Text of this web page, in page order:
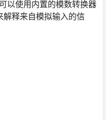
以使用内置的模数转换器
解释来自模拟输入的信